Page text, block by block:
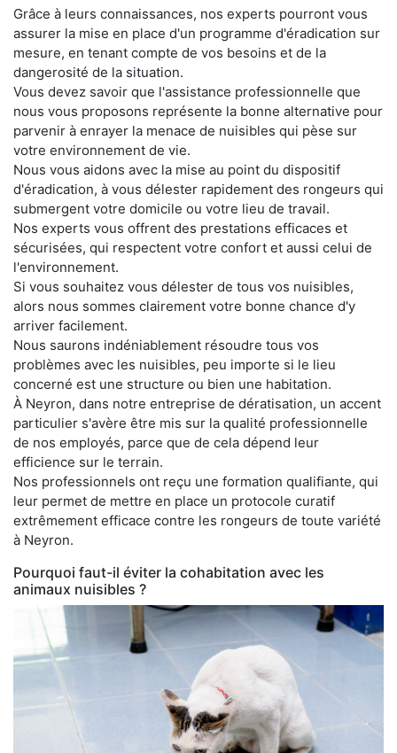
Grâce à leurs connaissances, nos experts pourront vous
assurer la mise en place d'un programme d'éradication sur
mesure, en tenant compte de vos besoins et de la
dangerosité de la situation.
Vous devez savoir que l'assistance professionnelle que
nous vous proposons représente la bonne alternative pour
parvenir à enrayer la menace de nuisibles qui pèse sur
votre environnement de vie.
Nous vous aidons avec la mise au point du dispositif
d'éradication, à vous délester rapidement des rongeurs qui
submergent votre domicile ou votre lieu de travail.
Nos experts vous offrent des prestations efficaces et
sécurisées, qui respectent votre confort et aussi celui de
l'environnement.
Si vous souhaitez vous délester de tous vos nuisibles,
alors nous sommes clairement votre bonne chance d'y
arriver facilement.
Nous saurons indéniablement résoudre tous vos
problèmes avec les nuisibles, peu importe si le lieu
concerné est une structure ou bien une habitation.
À Neyron, dans notre entreprise de dératisation, un accent
particulier s'avère être mis sur la qualité professionnelle
de nos employés, parce que de cela dépend leur
efficience sur le terrain.
Nos professionnels ont reçu une formation qualifiante, qui
leur permet de mettre en place un protocole curatif
extrêmement efficace contre les rongeurs de toute variété
à Neyron.
Pourquoi faut-il éviter la cohabitation avec les
animaux nuisibles ?